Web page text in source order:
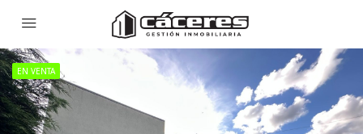
EN VENTA